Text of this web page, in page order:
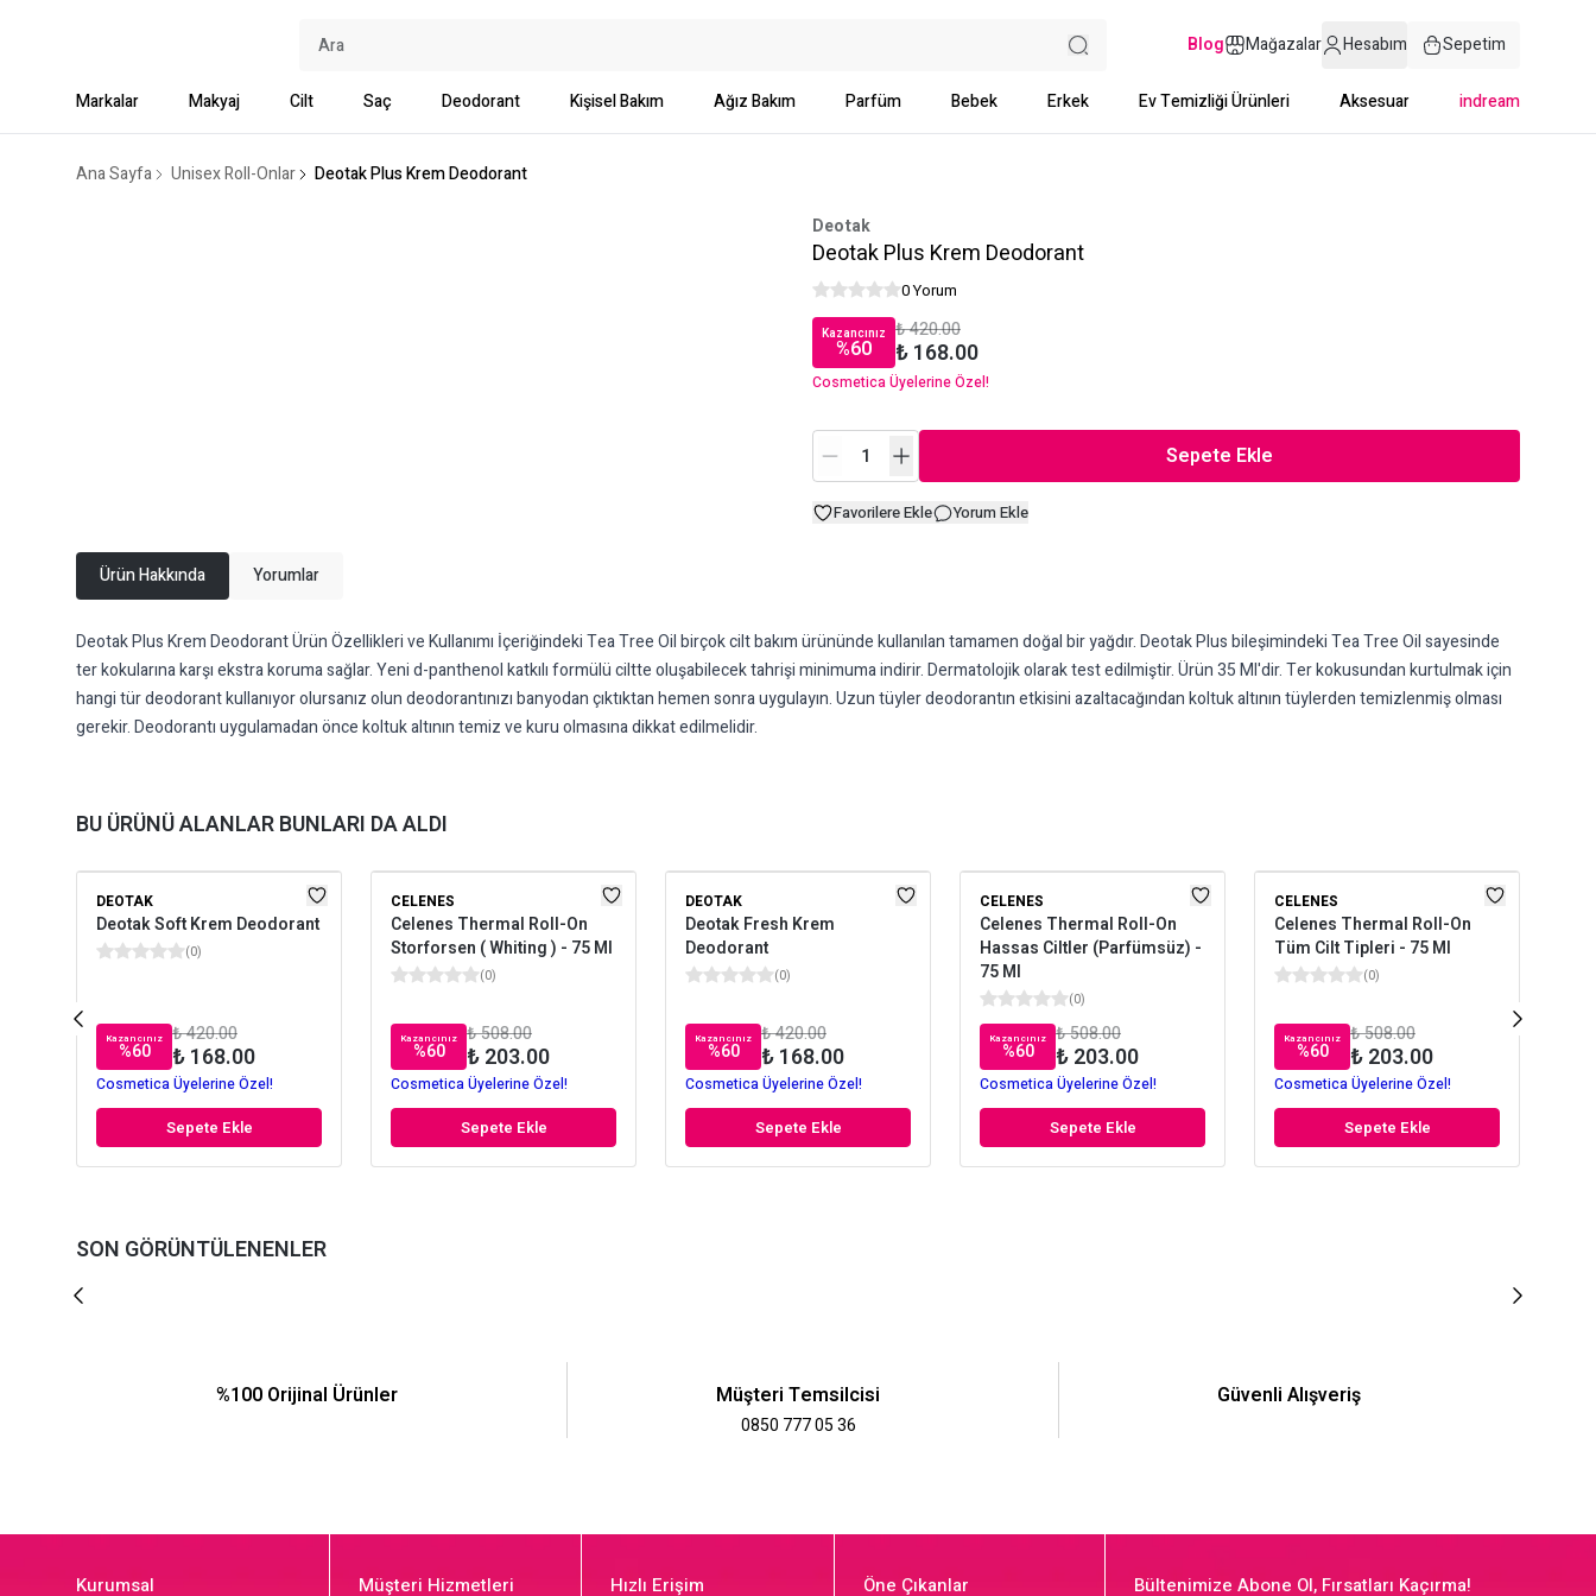
Blog Mağazalar Hesabım Sepetim
Markalar Makyaj Cilt Saç Deodorant Kişisel Bakım Ağız Bakım Parfüm Bebek Erkek Ev Temizliği Ürünleri Aksesuar indream
Ana Sayfa Unisex Roll-Onlar Deotak Plus Krem Deodorant
Deotak
Deotak Plus Krem Deodorant
0 Yorum
Kazancınız
%60
₺ 420.00
₺ 168.00
Cosmetica Üyelerine Özel!
Sepete Ekle
Favorilere Ekle Yorum Ekle
Ürün Hakkında Yorumlar
Deotak Plus Krem Deodorant Ürün Özellikleri ve Kullanımı İçeriğindeki Tea Tree Oil birçok cilt bakım ürününde kullanılan tamamen doğal bir yağdır. Deotak Plus bileşimindeki Tea Tree Oil sayesinde
ter kokularına karşı ekstra koruma sağlar. Yeni d-panthenol katkılı formülü ciltte oluşabilecek tahrişi minimuma indirir. Dermatolojik olarak test edilmiştir. Ürün 35 Ml'dir. Ter kokusundan kurtulmak için
hangi tür deodorant kullanıyor olursanız olun deodorantınızı banyodan çıktıktan hemen sonra uygulayın. Uzun tüyler deodorantın etkisini azaltacağından koltuk altının tüylerden temizlenmiş olması
gerekir. Deodorantı uygulamadan önce koltuk altının temiz ve kuru olmasına dikkat edilmelidir.
BU ÜRÜNÜ ALANLAR BUNLARI DA ALDI
DEOTAK
Deotak Soft Krem Deodorant
(0)
Kazancınız
%60
₺ 420.00
₺ 168.00
Cosmetica Üyelerine Özel!
Sepete Ekle
CELENES
Celenes Thermal Roll-On
Storforsen ( Whiting ) - 75 Ml
(0)
Kazancınız
%60
₺ 508.00
₺ 203.00
Cosmetica Üyelerine Özel!
Sepete Ekle
DEOTAK
Deotak Fresh Krem
Deodorant
(0)
Kazancınız
%60
₺ 420.00
₺ 168.00
Cosmetica Üyelerine Özel!
Sepete Ekle
CELENES
Celenes Thermal Roll-On
Hassas Ciltler (Parfümsüz) -
75 Ml
(0)
Kazancınız
%60
₺ 508.00
₺ 203.00
Cosmetica Üyelerine Özel!
Sepete Ekle
CELENES
Celenes Thermal Roll-On
Tüm Cilt Tipleri - 75 Ml
(0)
Kazancınız
%60
₺ 508.00
₺ 203.00
Cosmetica Üyelerine Özel!
Sepete Ekle
SON GÖRÜNTÜLENENLER
%100 Orijinal Ürünler Müşteri Temsilcisi
0850 777 05 36
Güvenli Alışveriş
Kurumsal Müşteri Hizmetleri Hızlı Erişim Öne Çıkanlar Bültenimize Abone Ol, Fırsatları Kaçırma!